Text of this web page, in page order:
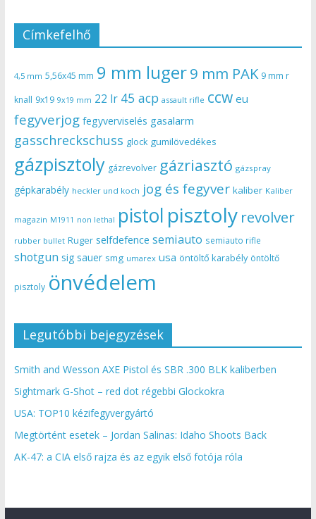
Címkefelhő
4,5 mm 5,56x45 mm 9 mm luger9 mm PAK 9 mm r
knall 9x19 9x19 mm 22 lr 45 acp assault rifle ccw eu
fegyverjog fegyverviselés gasalarm
gasschreckschuss glock gumilövedékes
gázpisztoly gázrevolver gázriasztó gázspray
gépkarabély heckler und koch jog és fegyver kaliber Kaliber
magazin M1911 non lethal pistol pisztoly revolver
rubber bullet Ruger selfdefence semiauto semiauto rifle
shotgun sig sauer smg umarex usa öntöltő karabély öntöltő
pisztoly önvédelem
Legutóbbi bejegyzések
Smith and Wesson AXE Pistol és SBR .300 BLK kaliberben
Sightmark G-Shot – red dot régebbi Glockokra
USA: TOP10 kézifegyvergyártó
Megtörtént esetek – Jordan Salinas: Idaho Shoots Back
AK-47: a CIA első rajza és az egyik első fotója róla